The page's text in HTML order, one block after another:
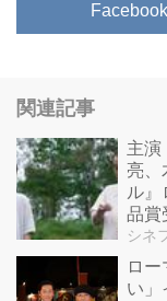
Facebook
関連記事
主演
亮、
ル』
品賞
地か
シネ
ロ
い」